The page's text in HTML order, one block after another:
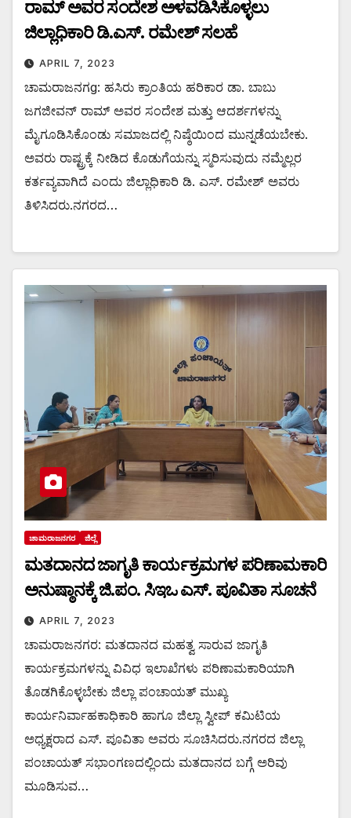
ರಾಮ್ ಅವರ ಸಂದೇಶ ಅಳವಡಿಸಿಕೊಳ್ಳಲು
ಜಿಲ್ಲಾಧಿಕಾರಿ ಡಿ.ಎಸ್. ರಮೇಶ್ ಸಲಹೆ
APRIL 7, 2023
ಚಾಮರಾಜನಗg: ಹಸಿರು ಕ್ರಾಂತಿಯ ಹರಿಕಾರ ಡಾ. ಬಾಬು
ಜಗಜೀವನ್ ರಾಮ್ ಅವರ ಸಂದೇಶ ಮತ್ತು ಆದರ್ಶಗಳನ್ನು
ಮೈಗೂಡಿಸಿಕೊಂಡು ಸಮಾಜದಲ್ಲಿ ನಿಷ್ಠೆಯಿಂದ ಮುನ್ನಡೆಯಬೇಕು.
ಅವರು ರಾಷ್ಟ್ರಕ್ಕೆ ನೀಡಿದ ಕೊಡುಗೆಯನ್ನು ಸ್ಮರಿಸುವುದು ನಮ್ಮೆಲ್ಲರ
ಕರ್ತವ್ಯವಾಗಿದೆ ಎಂದು ಜಿಲ್ಲಾಧಿಕಾರಿ ಡಿ. ಎಸ್. ರಮೇಶ್ ಅವರು
ತಿಳಿಸಿದರು.ನಗರದ…
ಚಾಮರಾಜನಗರ ಜಿಲ್ಲೆ
ಮತದಾನದ ಜಾಗೃತಿ ಕಾರ್ಯಕ್ರಮಗಳ ಪರಿಣಾಮಕಾರಿ
ಅನುಷ್ಠಾನಕ್ಕೆ ಜಿ.ಪಂ. ಸಿಇಒ ಎಸ್. ಪೂವಿತಾ ಸೂಚನೆ
APRIL 7, 2023
ಚಾಮರಾಜನಗರ: ಮತದಾನದ ಮಹತ್ವ ಸಾರುವ ಜಾಗೃತಿ
ಕಾರ್ಯಕ್ರಮಗಳನ್ನು ವಿವಿಧ ಇಲಾಖೆಗಳು ಪರಿಣಾಮಕಾರಿಯಾಗಿ
ತೊಡಗಿಕೊಳ್ಳಬೇಕು ಜಿಲ್ಲಾ ಪಂಚಾಯತ್ ಮುಖ್ಯ
ಕಾರ್ಯನಿರ್ವಾಹಕಾಧಿಕಾರಿ ಹಾಗೂ ಜಿಲ್ಲಾ ಸ್ವೀಪ್ ಕಮಿಟಿಯ
ಅಧ್ಯಕ್ಷರಾದ ಎಸ್. ಪೂವಿತಾ ಅವರು ಸೂಚಿಸಿದರು.ನಗರದ ಜಿಲ್ಲಾ
ಪಂಚಾಯತ್ ಸಭಾಂಗಣದಲ್ಲಿಂದು ಮತದಾನದ ಬಗ್ಗೆ ಅರಿವು
ಮೂಡಿಸುವ…